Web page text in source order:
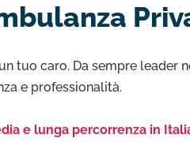
tuo caro. Da sempre leader
e professionalità.
e lunga percorrenza in